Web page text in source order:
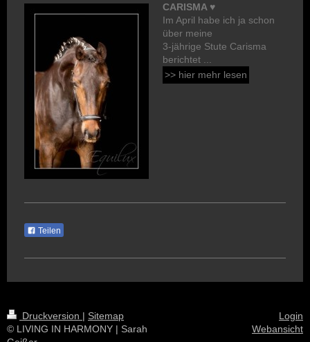
CARISMA ♥
Im April habe ich ja schon
über meine
3-jährige Stute Carisma
berichtet ...
>> hier mehr lesen
Teilen
Druckversion | Sitemap
© LIVING IN HARMONY | Sarah
Login
Webansicht